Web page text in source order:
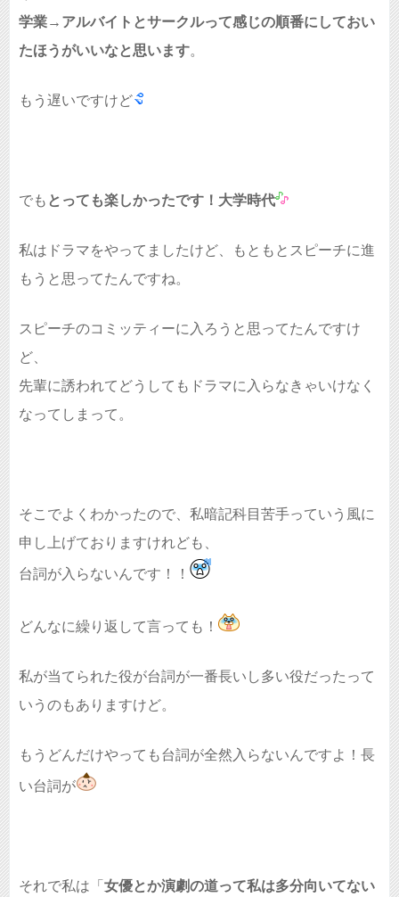
学業→アルバイトとサークルって感じの順番にしておい
たほうがいいなと思います。
もう遅いですけど
でも とっても楽しかったです！大学時代
私はドラマをやってましたけど、もともとスピーチに進
もうと思ってたんですね。
スピーチのコミッティーに入ろうと思ってたんですけ
ど、
先輩に誘われてどうしてもドラマに入らなきゃいけなく
なってしまって。
そこでよくわかったので、私暗記科目苦手っていう風に
申し上げておりますけれども、
台詞が入らないんです！！
どんなに繰り返して言っても！
私が当てられた役が台詞が一番長いし多い役だったって
いうのもありますけど。
もうどんだけやっても台詞が全然入らないんですよ！長
い台詞が
それで私は「 女優とか演劇の道って私は多分向いてない